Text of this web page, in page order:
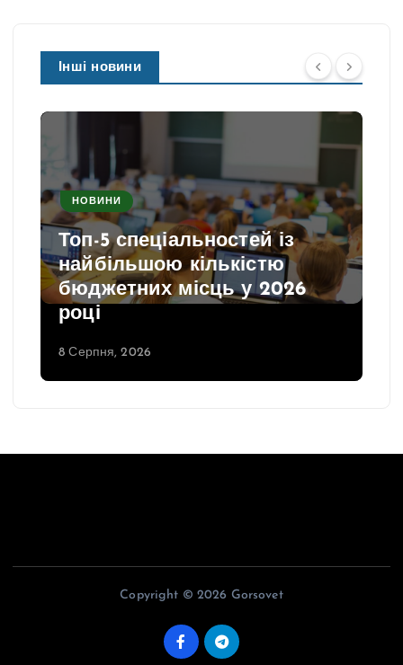
Інші новини
НОВИНИ
Топ-5 спеціальностей із
найбільшою кількістю
бюджетних місць у 2026
році
8 Серпня, 2026
Copyright © 2026 Gorsovet